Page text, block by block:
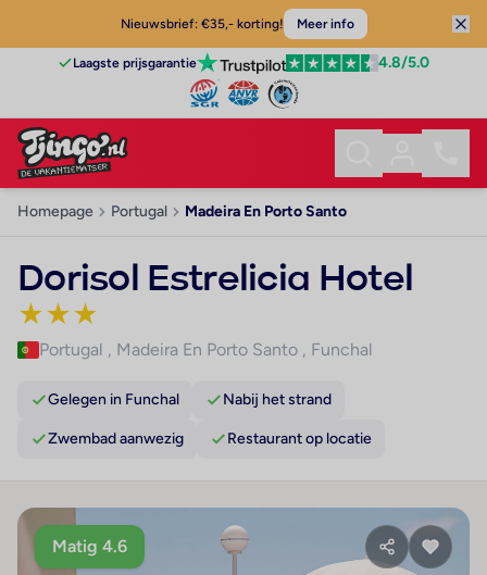
Nieuwsbrief: €35,- korting! Meer info
Laagste prijsgarantie 4.8/5.0
Homepage Portugal Madeira En Porto Santo
Dorisol Estrelicia Hotel
★★★
Portugal , Madeira En Porto Santo , Funchal
Gelegen in Funchal Nabij het strand
Zwembad aanwezig Restaurant op locatie
Matig 4.6